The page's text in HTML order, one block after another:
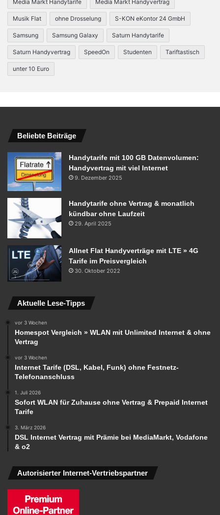
Media Markt Handytarife Media Markt Handyvertrag
Musik Flat ohne Drosselung S-KON eKontor 24 GmbH
Samsung Samsung Galaxy Saturn Handytarife
Saturn Handyvertrag SpeedOn Studenten Tariftastisch
unter 10 Euro
Beliebte Beiträge
Handytarife mit 100 GB Datenvolumen:
Handyvertrag mit viel Internet
9. Dezember 2025
Handytarife ohne Vertrag & monatlich
kündbar ohne Laufzeit
29. April 2025
Allnet Flat Handyverträge mit LTE » 4G
Tarife im Preisvergleich
30. Oktober 2022
Aktuelle Lese-Tipps
vor 3 Wochen
Homespot Vergleich » WLAN mit Unlimited Internet & ohne
Vertrag
vor 3 Wochen
Internet Tarife (DSL, Kabel, Funk) ohne Festnetz-
Telefonanschluss
1. Juli 2026
Sofort WLAN für Zuhause ohne Vertrag & Prepaid Internet
Tarife
3. März 2026
DSL Internet Vertrag mit Prämie bei MediaMarkt, Vodafone
& o2
Autorisierter Internet-Vertriebspartner